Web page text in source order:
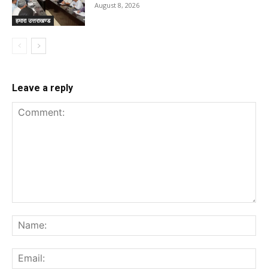
हमारा उत्तराखण्ड
August 8, 2026
Leave a reply